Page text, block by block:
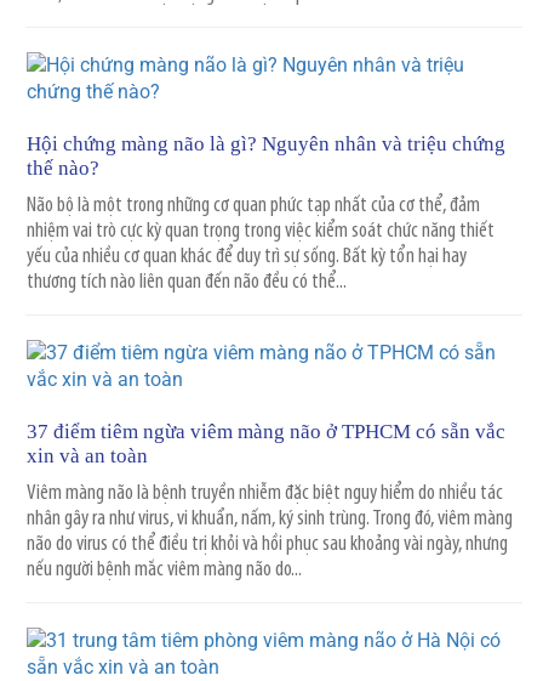
Hội chứng màng não là gì? Nguyên nhân và triệu chứng
thế nào?
Não bộ là một trong những cơ quan phức tạp nhất của cơ thể, đảm
nhiệm vai trò cực kỳ quan trọng trong việc kiểm soát chức năng thiết
yếu của nhiều cơ quan khác để duy trì sự sống. Bất kỳ tổn hại hay
thương tích nào liên quan đến não đều có thể...
37 điểm tiêm ngừa viêm màng não ở TPHCM có sẵn vắc
xin và an toàn
Viêm màng não là bệnh truyền nhiễm đặc biệt nguy hiểm do nhiều tác
nhân gây ra như virus, vi khuẩn, nấm, ký sinh trùng. Trong đó, viêm màng
não do virus có thể điều trị khỏi và hồi phục sau khoảng vài ngày, nhưng
nếu người bệnh mắc viêm màng não do...